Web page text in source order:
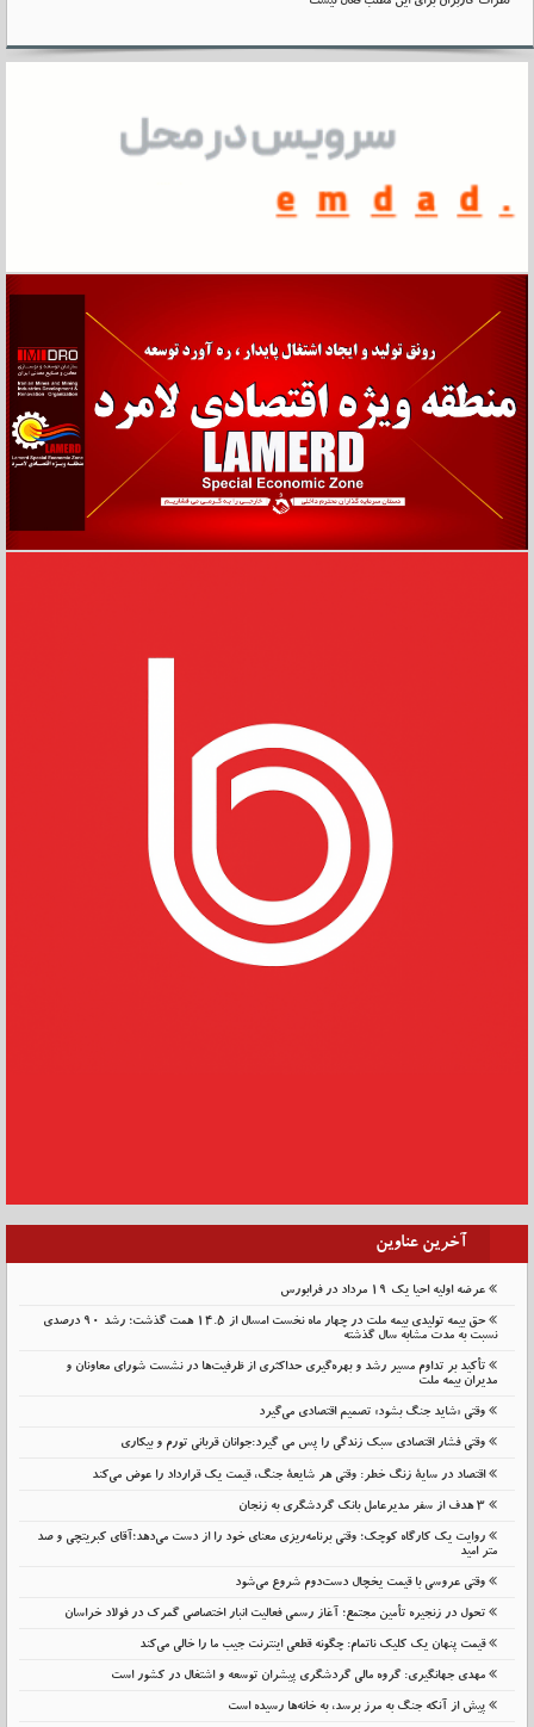
نظرات کاربران برای این مطلب فعال نیست
آخرین عناوین
عرضه اولیه احیا یک ۱۹ مرداد در فرابورس
حق بیمه تولیدی بیمه ملت در چهار ماه نخست امسال از 14.5 همت گذشت؛ رشد 90 درصدی
نسبت به مدت مشابه سال گذشته
تأکید بر تداوم مسیر رشد و بهره‌گیری حداکثری از ظرفیت‌ها در نشست شورای معاونان و
مدیران بیمه ملت
وقتی «شاید جنگ بشود» تصمیم اقتصادی می‌گیرد
وقتی فشار اقتصادی سبک زندگی را پس می گیرد:جوانان قربانی تورم و بیکاری
اقتصاد در سایهٔ زنگ خطر: وقتی هر شایعهٔ جنگ، قیمت یک قرارداد را عوض می‌کند
۳ هدف از سفر مدیرعامل بانک گردشگری به زنجان
روایت یک کارگاه کوچک؛ وقتی برنامه‌ریزی معنای خود را از دست می‌دهد؛آقای کبریتچی و صد
متر امید
وقتی عروسی با قیمت یخچال دست‌دوم شروع می‌شود
تحول در زنجیره تأمین مجتمع؛ آغاز رسمی فعالیت انبار اختصاصی گمرک در فولاد خراسان
قیمت پنهان یک کلیک ناتمام: چگونه قطعی اینترنت جیب ما را خالی می‌کند
مهدی جهانگیری: گروه مالی گردشگری پیشران توسعه و اشتغال در کشور است
پیش از آنکه جنگ به مرز برسد، به خانه‌ها رسیده است